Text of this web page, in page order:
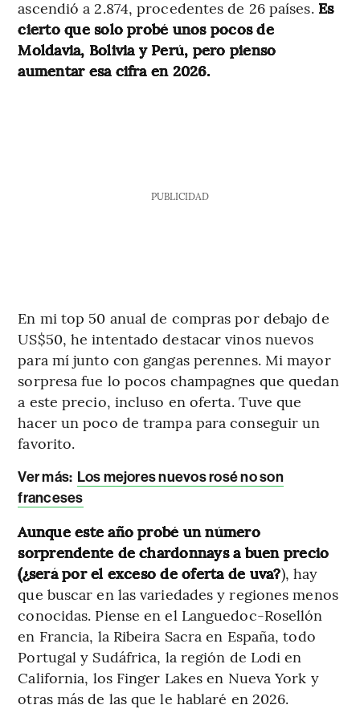
ascendió a 2.874, procedentes de 26 países. Es
cierto que solo probé unos pocos de
Moldavia, Bolivia y Perú, pero pienso
aumentar esa cifra en 2026.
PUBLICIDAD
En mi top 50 anual de compras por debajo de
US$50, he intentado destacar vinos nuevos
para mí junto con gangas perennes. Mi mayor
sorpresa fue lo pocos champagnes que quedan
a este precio, incluso en oferta. Tuve que
hacer un poco de trampa para conseguir un
favorito.
Ver más: Los mejores nuevos rosé no son
franceses
Aunque este año probé un número
sorprendente de chardonnays a buen precio
(¿será por el exceso de oferta de uva?), hay
que buscar en las variedades y regiones menos
conocidas. Piense en el Languedoc-Rosellón
en Francia, la Ribeira Sacra en España, todo
Portugal y Sudáfrica, la región de Lodi en
California, los Finger Lakes en Nueva York y
otras más de las que le hablaré en 2026.